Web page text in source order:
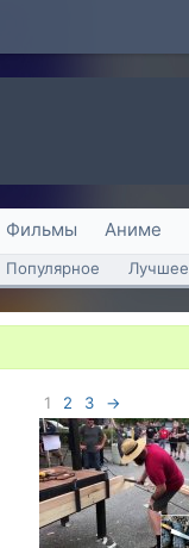
Фильмы Аниме
Популярное Лучшее
1 2 3 →